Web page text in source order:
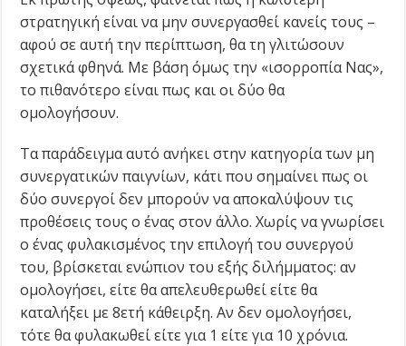
στρατηγική είναι να μην συνεργασθεί κανείς τους –
αφού σε αυτή την περίπτωση, θα τη γλιτώσουν
σχετικά φθηνά. Με βάση όμως την «ισορροπία Νας»,
το πιθανότερο είναι πως και οι δύο θα
ομολογήσουν.
Τα παράδειγμα αυτό ανήκει στην κατηγορία των μη
συνεργατικών παιγνίων, κάτι που σημαίνει πως οι
δύο συνεργοί δεν μπορούν να αποκαλύψουν τις
προθέσεις τους ο ένας στον άλλο. Χωρίς να γνωρίσει
ο ένας φυλακισμένος την επιλογή του συνεργού
του, βρίσκεται ενώπιον του εξής διλήμματος: αν
ομολογήσει, είτε θα απελευθερωθεί είτε θα
καταλήξει με 8ετή κάθειρξη. Αν δεν ομολογήσει,
τότε θα φυλακωθεί είτε για 1 είτε για 10 χρόνια.